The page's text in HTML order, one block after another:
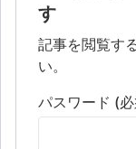
す
記事を閲覧す
い。
パスワード (